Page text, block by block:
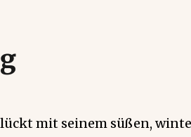
mit seinem süßen,